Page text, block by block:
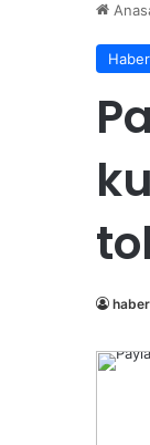
Haber
haber